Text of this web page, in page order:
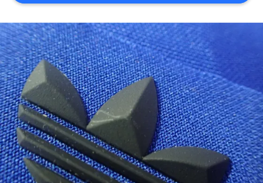
DEL
SITO
POLITICA
SULLA
PRIVACY